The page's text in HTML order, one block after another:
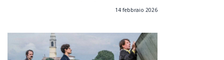
14 febbraio 2026